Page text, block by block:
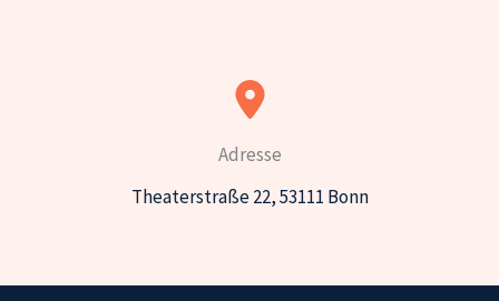
Adresse
Theaterstraße 22, 53111 Bonn